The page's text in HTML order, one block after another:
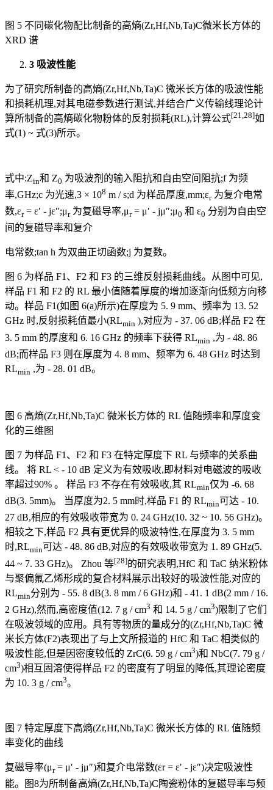
图 5 不同碳化物配比制备的高熵(Zr,Hf,Nb,Ta)C微米长方体的
XRD 谱
3 吸波性能
为了研究所制备的高熵(Zr,Hf,Nb,Ta)C 微米长方体的吸波性能
和损耗机理,对其电磁参数进行测试,并结合广义传输线理论计
算所制备的高熵碳化物粉体的反射损耗(RL),计算公式[21,28]如
式(1) ~ 式(3)所示。
式中:Zin和 Z0 为吸波剂的输入阻抗和自由空间阻抗;f 为频
率,GHz;c 为光速,3 × 108 m / s;d 为样品厚度,mm;εr为复介电常
数,εr= ε′ - jε″;μr为复磁导率,μr= μ′ - jμ″;μ0 和 ε0 分别为自由空
间的复磁导率和复介
电常数;tan h 为双曲正切函数;j 为复数。
图 6 为样品 F1、F2 和 F3 的三维反射损耗曲线。从图中可见,
样品 F1 和 F2 的 RL 最小值随着厚度的增加逐渐向低频方向移
动。样品 F1(如图 6(a)所示)在厚度为 5. 9 mm、频率为 13. 52
GHz 时,反射损耗值最小(RLmin ),对应为 - 37. 06 dB;样品 F2 在
3. 5 mm 的厚度和 6. 16 GHz 的频率下获得 RLmin ,为 - 48. 86
dB;而样品 F3 则在厚度为 4. 8 mm、频率为 6. 48 GHz 时达到
RLmin ,为 - 28. 01 dB。
图 6 高熵(Zr,Hf,Nb,Ta)C 微米长方体的 RL 值随频率和厚度变
化的三维图
图 7 为样品 F1、F2 和 F3 在特定厚度下 RL 与频率的关系曲
线。 将 RL < - 10 dB 定义为有效吸收,即材料对电磁波的吸收
率超过90% 。 样品 F3 不存在有效吸收,其 RLmin仅为 -6. 68
dB(3. 5mm)。 当厚度为2. 5 mm时,样品 F1 的 RLmin可达 - 10.
27 dB,相应的有效吸收带宽为 0. 24 GHz(10. 32 ~ 10. 56 GHz)。
相较之下,样品 F2 具有更优异的吸波特性,在厚度为 3. 5 mm
时,RLmin可达 - 48. 86 dB,对应的有效吸收带宽为 1. 89 GHz(5.
44 ~ 7. 33 GHz)。 Zhou 等[28]的研究表明,HfC 和 TaC 纳米粉体
与聚偏氟乙烯形成的复合材料展示出较好的吸波性能,对应的
RLmin分别为 - 55. 8 dB(3. 8 mm / 6 GHz)和 - 41. 1 dB(2 mm / 16.
2 GHz),然而,高密度值(12. 7 g / cm3 和 14. 5 g / cm3)限制了它们
在吸波领域的应用。具有等物质的量成分的(Zr,Hf,Nb,Ta)C 微
米长方体(F2)表现出了与上文所报道的 HfC 和 TaC 相类似的
吸波性能,但是因密度较低的 ZrC(6. 59 g / cm3)和 NbC(7. 79 g /
cm3)相互固溶使得样品 F2 的密度有了明显的降低,其理论密度
为 10. 3 g / cm3。
图 7 特定厚度下高熵(Zr,Hf,Nb,Ta)C 微米长方体的 RL 值随频
率变化的曲线
复磁导率(μr= μ′ - jμ″)和复介电常数(εr = ε′ - jε″)决定吸波性
能。图8为所制备高熵(Zr,Hf,Nb,Ta)C陶瓷粉体的复磁导率与频